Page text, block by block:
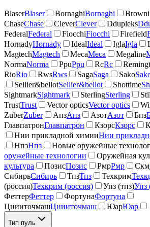
BlaserBlaser BornaghiBornaghi
ChaseChase CleverClever Ddupleks
FederalFederal FiocchiFiocchi Firefield
HornadyHornady IdealIdeal IglaIgla
MagtechMagtech MecaMeca Megaline
NormaNorma PpuPpu RcRc
RioRio RwsRws SagaSaga Sako
Sellier&bellotSellier&bellot Shottime
SightmarkSightmark SterlingSterling
TrustTrust Vector opticsVector optics
ZuberZuber АпзАпз АзотАзот Бпз
ГлавпатронГлавпатрон КзорсКзорс
Нии прикладной химииНии
НпзНпз Новые оружейные
оружейные технологии
Оружейная
культура
ПозисПозис РмрРмр Скм
СибирьСибирь ТпзТпз Техкрим
(россия)Техкрим (россия) Упз (тпз)Упз
ФеттерФеттер ФортунаФортуна
ЦнииточмашЦнииточмаш ЮарЮар
Тип пуль